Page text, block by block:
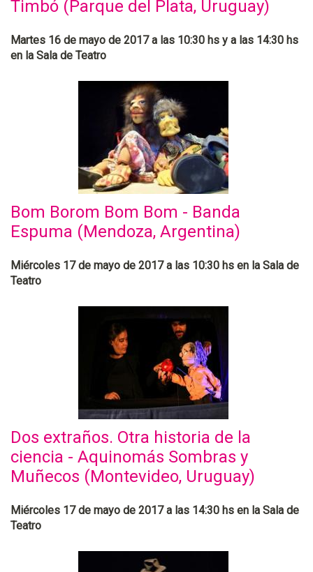
Timbó (Parque del Plata, Uruguay)
Martes 16 de mayo de 2017 a las 10:30 hs y a las 14:30 hs
en la Sala de Teatro
Bom Borom Bom Bom - Banda
Espuma (Mendoza, Argentina)
Miércoles 17 de mayo de 2017 a las 10:30 hs en la Sala de
Teatro
Dos extraños. Otra historia de la
ciencia - Aquinomás Sombras y
Muñecos (Montevideo, Uruguay)
Miércoles 17 de mayo de 2017 a las 14:30 hs en la Sala de
Teatro